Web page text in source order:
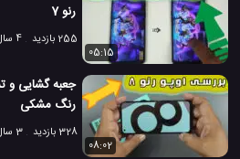
رنو 7
255 بازدید
4 سال پیش
05:15
رنگ مشکی
328 بازدید
3 سال پیش
08:02